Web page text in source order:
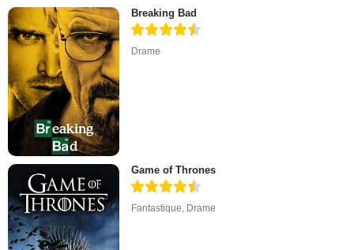
Breaking Bad
Drame
Game of Thrones
Fantastique Drame